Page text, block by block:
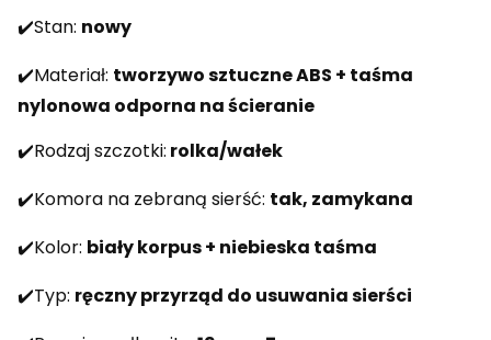
✔️Stan: nowy
✔️Materiał: tworzywo sztuczne ABS + taśma
nylonowa odporna na ścieranie
✔️Rodzaj szczotki: rolka/wałek
✔️Komora na zebraną sierść: tak, zamykana
✔️Kolor: biały korpus + niebieska taśma
✔️Typ: ręczny przyrząd do usuwania sierści